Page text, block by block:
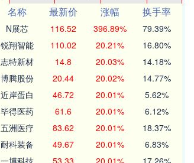
名称 最新价 涨幅
换手率
N展芯 116.52 396.89% 79.39%
锐翔智能 110.02 20.21% 16.80%
志特新材 14.8 20.03% 14.18%
博腾股份 20.44 20.02% 14.77%
近岸蛋白 46.72 20.01% 5.62%
毕得医药 61.6 20.01% 6.12%
五洲医疗 83.62 20.01% 18.37%
耐科装备 49.67 20.01% 6.83%
一博科技 53.33 20.01% 17.26%